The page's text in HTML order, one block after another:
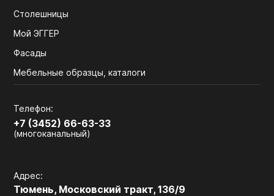
Столешницы
Мой ЭГГЕР
Фасады
Мебельные образцы, каталоги
Телефон:
+7 (3452) 66-63-33
(многоканальный)
Адрес:
Тюмень, Московский тракт, 136/9